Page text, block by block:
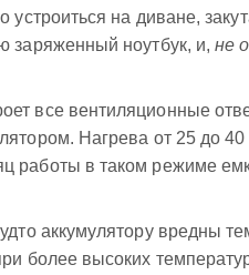
на диване,
заряженный ноутбук, и,не
все вентиляционные
Нагрева от 25 до
работы в таком режиме
аккумулятору вредны
более высоких